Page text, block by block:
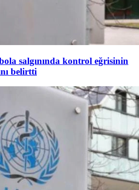
salgınında kontrol eğrisinin
belirtti